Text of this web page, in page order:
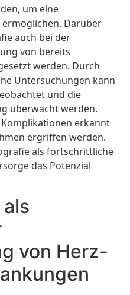
um eine
Darüber
auch bei der
von bereits
werden. Durch
Untersuchungen kann
und die
überwacht werden.
erkannt
ergriffen werden.
als fortschrittliche
das Potenzial
von Herz-